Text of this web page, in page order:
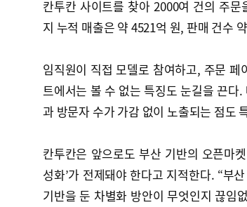
칸투칸 사이트를 찾아 2000여 건의 주
지 누적 매출은 약 4521억 원, 판매 건수
임직원이 직접 모델로 참여하고, 주문
트에서는 볼 수 없는 특징도 눈길을 끈다
과 방문자 수가 가감 없이 노출되는 점도
칸투칸은 앞으로도 부산 기반의 오픈마
성화’가 전제돼야 한다고 지적한다. “부
기반을 둔 차별화 방안이 무엇인지 끊임